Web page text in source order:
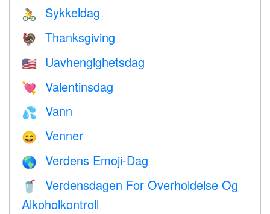
🚴 Sykkeldag
🦃 Thanksgiving
🇺🇸 Uavhengighetsdag
💘 Valentinsdag
💦 Vann
😄 Venner
🌎 Verdens Emoji-Dag
🥤
Verdensdagen For Overholdelse Og
Alkoholkontroll